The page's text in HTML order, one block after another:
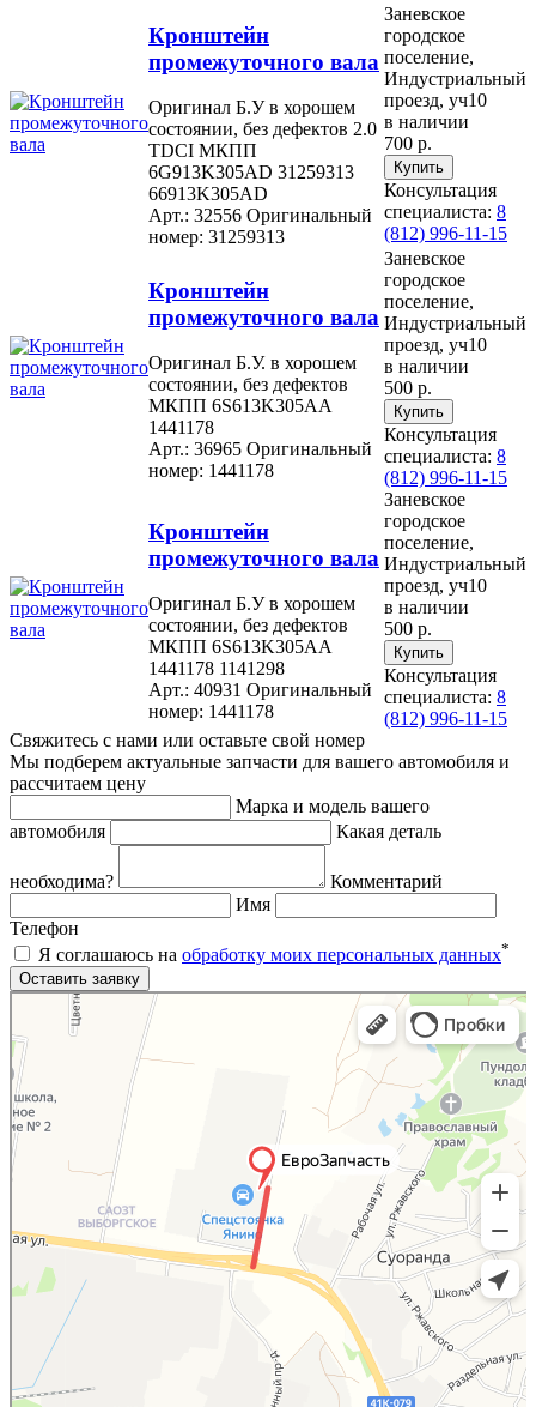
Кронштейн
промежуточного вала
Оригинал Б.У в хорошем
состоянии, без дефектов 2.0
TDCI МКПП
6G913K305AD 31259313
66913K305AD
Арт.: 32556 Оригинальный
номер: 31259313
Заневское
городское
поселение,
Индустриальный
проезд, уч10
в наличии
700 р.
Консультация
специалиста: 8
(812) 996-11-15
Кронштейн
промежуточного вала
Оригинал Б.У. в хорошем
состоянии, без дефектов
МКПП 6S613K305AA
1441178
Арт.: 36965 Оригинальный
номер: 1441178
Заневское
городское
поселение,
Индустриальный
проезд, уч10
в наличии
500 р.
Консультация
специалиста: 8
(812) 996-11-15
Кронштейн
промежуточного вала
Оригинал Б.У в хорошем
состоянии, без дефектов
МКПП 6S613K305AA
1441178 1141298
Арт.: 40931 Оригинальный
номер: 1441178
Заневское
городское
поселение,
Индустриальный
проезд, уч10
в наличии
500 р.
Консультация
специалиста: 8
(812) 996-11-15
Свяжитесь с нами или оставьте свой номер
Мы подберем актуальные запчасти для вашего автомобиля и
рассчитаем цену
Марка и модель вашего
автомобиля
Какая деталь
необходима?
Комментарий
Имя
Телефон
Я соглашаюсь на обработку моих персональных данных*
Яндекс.Карты
Яндекс.Карты — поиск мест и адресов, городской транспорт